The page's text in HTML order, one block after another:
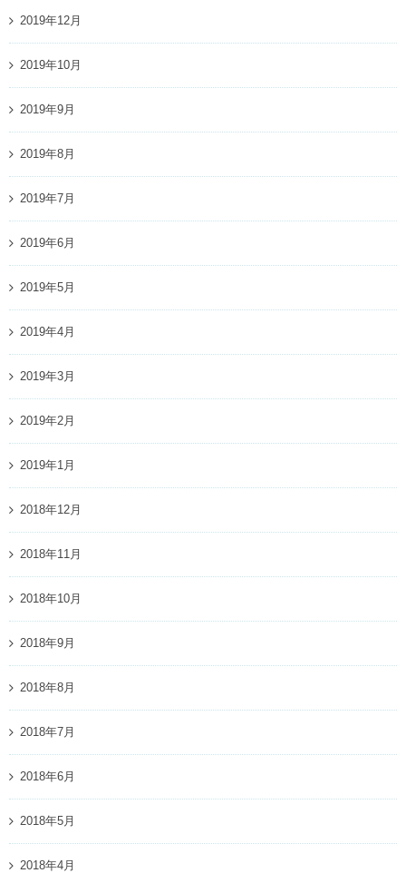
2019年12月
2019年10月
2019年9月
2019年8月
2019年7月
2019年6月
2019年5月
2019年4月
2019年3月
2019年2月
2019年1月
2018年12月
2018年11月
2018年10月
2018年9月
2018年8月
2018年7月
2018年6月
2018年5月
2018年4月